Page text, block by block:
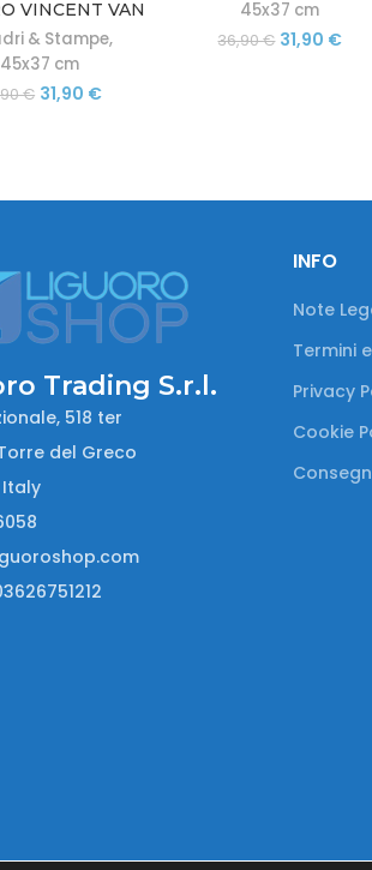
VINCENT VAN
BAROCCA
45X37
& Stampe,
45x37 cm
€ Il
31,90 €Il
45X37
45x37 cm
36,90€ Il
31,90 €Il
Trading S.r.l.
518 ter
del Greco
Italy
INFO
Note
Termini
Privacy
Cookie